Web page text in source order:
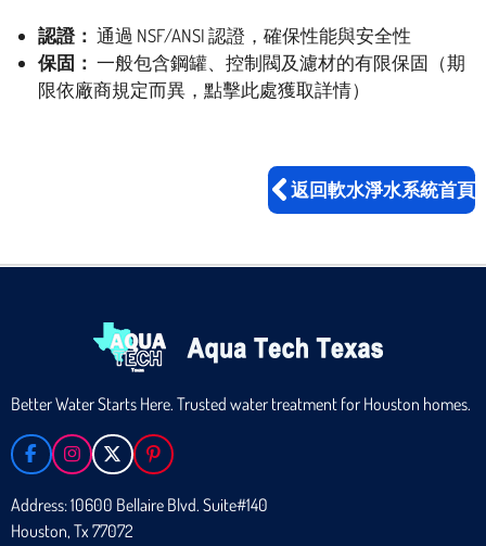
認證： 通過 NSF/ANSI 認證，確保性能與安全性
保固： 一般包含鋼罐、控制閥及濾材的有限保固（期
限依廠商規定而異，點擊此處獲取詳情）
返回軟水淨水系統首頁
Better Water Starts Here. Trusted water treatment for Houston homes.
F
A
C
E
B
I
N
S
T
A
X
P
I
N
T
Address: 10600 Bellaire Blvd. Suite#140
Houston, Tx 77072